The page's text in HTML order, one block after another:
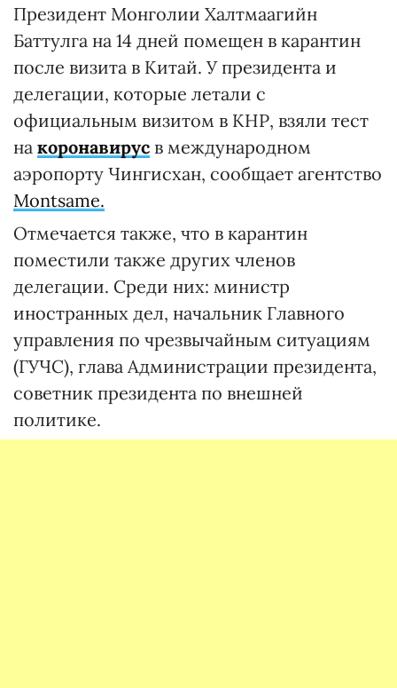
Президент Монголии Халтмаагийн
Баттулга на 14 дней помещен в карантин
после визита в Китай. У президента и
делегации, которые летали с
официальным визитом в КНР, взяли тест
на коронавирус в международном
аэропорту Чингисхан, сообщает агентство
Montsame.
Отмечается также, что в карантин
поместили также других членов
делегации. Среди них: министр
иностранных дел, начальник Главного
управления по чрезвычайным ситуациям
(ГУЧС), глава Администрации президента,
советник президента по внешней
политике.